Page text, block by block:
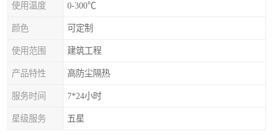
使用温度 0-300℃
颜色 可定制
使用范围 建筑工程
产品特性 高防尘隔热
服务时间 7*24小时
星级服务 五星